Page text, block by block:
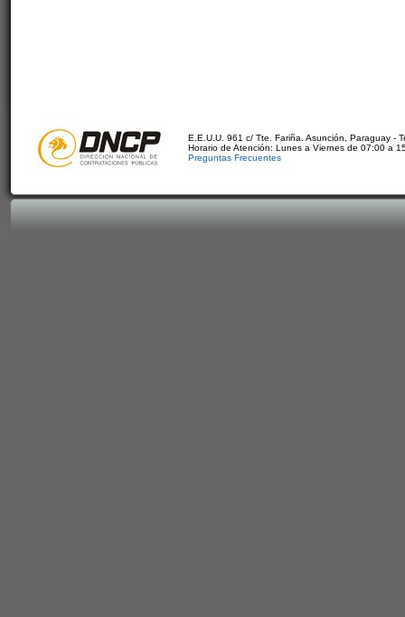
E.E.U.U. 961 c/ Tte. Fariña. Asunción, Paraguay -
Horario de Atención: Lunes a Viernes de 07:00 a
Preguntas Frecuentes